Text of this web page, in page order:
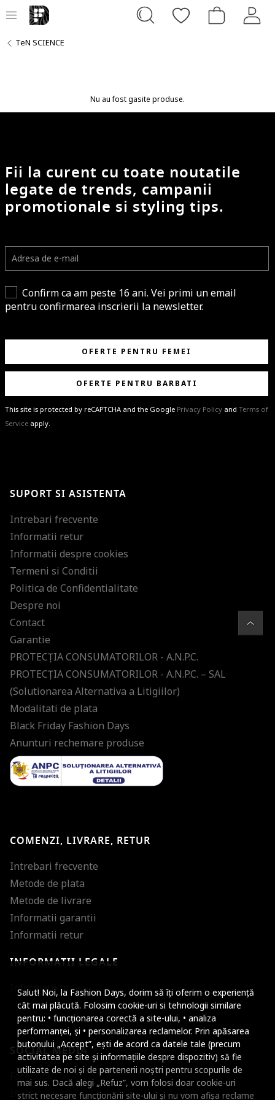
Salut! Noi, la Fashion Days, dorim să îți oferim o experiență
cât mai plăcută. Folosim cookie-uri si tehnologii similare
pentru: • funcționarea corectă a site-ului, • analiza
performanței, și • personalizarea reclamelor. Prin apăsarea
butonului „Accept”, ești de acord ca datele tale (precum
activitatea pe site și informațiile despre dispozitiv) să fie
utilizate de noi și de partenerii noștri pentru scopurile de
mai sus. Dacă alegi „Refuz”, vom folosi doar cookie-uri
strict necesare funcționării site-ului și nu vom afișa reclame
TeN SCIENCE
Nu au fost gasite produse.
Fii la curent cu toate noutatile
legate de trends, campanii
promotionale si styling tips.
Confirm ca am peste 16 ani. Vei primi un email
pentru confirmarea inscrierii la newsletter.
OFERTE PENTRU FEMEI
OFERTE PENTRU BARBATI
This site is protected by reCAPTCHA and the Google Privacy Policy and Terms of
Service apply.
ultimele tendinte in moda!
SUPORT SI ASISTENTA
Intrebari frecvente
Informatii retur
Informatii despre cookies
Termeni si Conditii
Politica de Confidentialitate
Despre noi
Contact
Garantie
PROTECŢIA CONSUMATORILOR - A.N.P.C.
PROTECŢIA CONSUMATORILOR - A.N.P.C. – SAL
(Solutionarea Alternativa a Litigiilor)
Modalitati de plata
Black Friday Fashion Days
Anunturi rechemare produse
COMENZI, LIVRARE, RETUR
Intrebari frecvente
Metode de plata
Metode de livrare
Informatii garantii
Informatii retur
INFORMATII LEGALE
Informatii utile
SOCIAL MEDIA
Facebook
Instagram
Micsoreaza
Mareste spatierea
Micsoreaza
Mareste inaltimea